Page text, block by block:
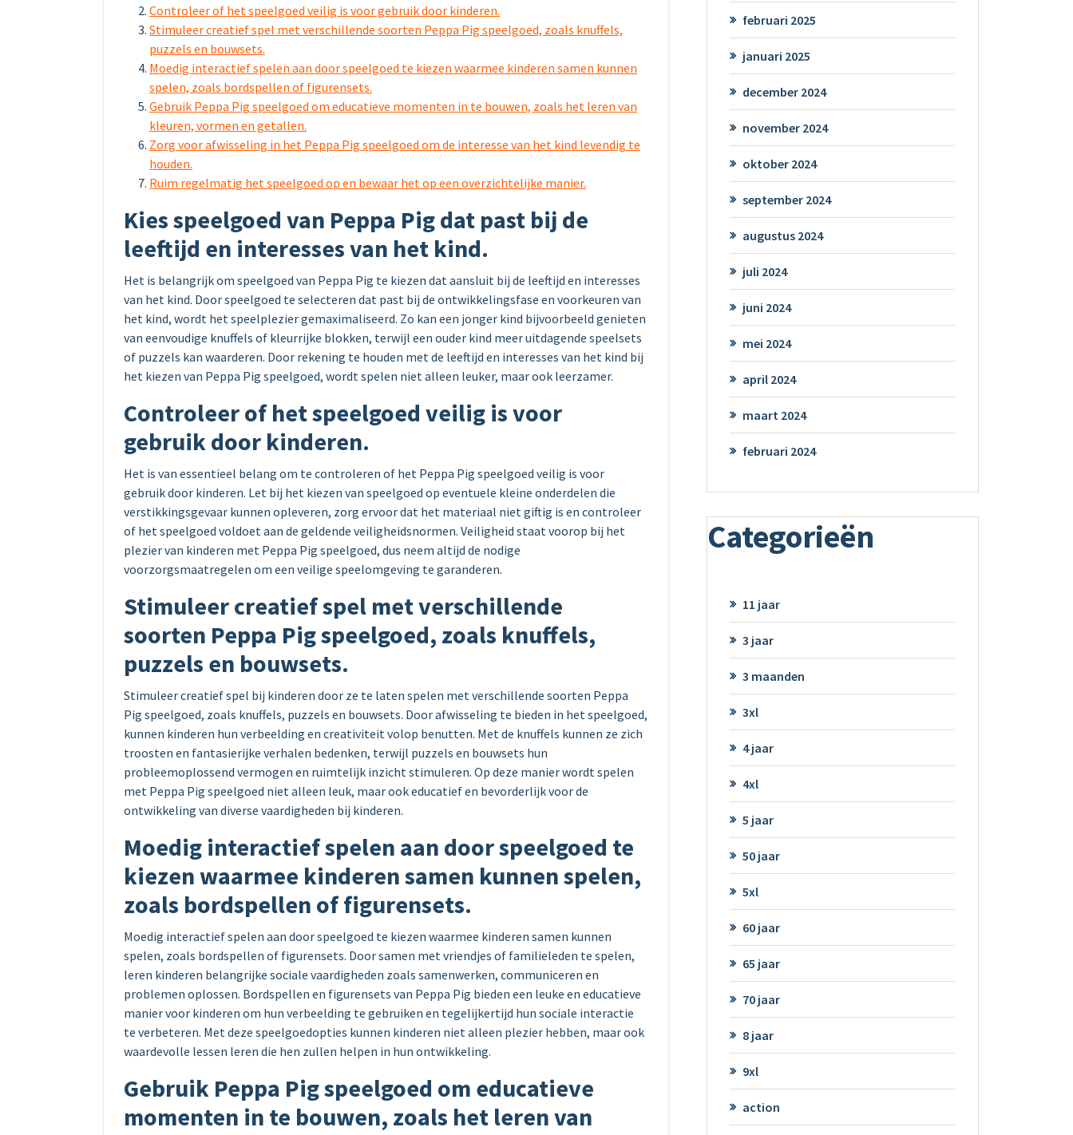
Controleer of het speelgoed veilig is voor gebruik door kinderen.
Stimuleer creatief spel met verschillende soorten Peppa Pig speelgoed, zoals knuffels,
puzzels en bouwsets.
Moedig interactief spelen aan door speelgoed te kiezen waarmee kinderen samen kunnen
spelen, zoals bordspellen of figurensets.
Gebruik Peppa Pig speelgoed om educatieve momenten in te bouwen, zoals het leren van
kleuren, vormen en getallen.
Zorg voor afwisseling in het Peppa Pig speelgoed om de interesse van het kind levendig te
houden.
Ruim regelmatig het speelgoed op en bewaar het op een overzichtelijke manier.
Kies speelgoed van Peppa Pig dat past bij de
leeftijd en interesses van het kind.
Het is belangrijk om speelgoed van Peppa Pig te kiezen dat aansluit bij de leeftijd en interesses
van het kind. Door speelgoed te selecteren dat past bij de ontwikkelingsfase en voorkeuren van
het kind, wordt het speelplezier gemaximaliseerd. Zo kan een jonger kind bijvoorbeeld genieten
van eenvoudige knuffels of kleurrijke blokken, terwijl een ouder kind meer uitdagende speelsets
of puzzels kan waarderen. Door rekening te houden met de leeftijd en interesses van het kind bij
het kiezen van Peppa Pig speelgoed, wordt spelen niet alleen leuker, maar ook leerzamer.
Controleer of het speelgoed veilig is voor
gebruik door kinderen.
Het is van essentieel belang om te controleren of het Peppa Pig speelgoed veilig is voor
gebruik door kinderen. Let bij het kiezen van speelgoed op eventuele kleine onderdelen die
verstikkingsgevaar kunnen opleveren, zorg ervoor dat het materiaal niet giftig is en controleer
of het speelgoed voldoet aan de geldende veiligheidsnormen. Veiligheid staat voorop bij het
plezier van kinderen met Peppa Pig speelgoed, dus neem altijd de nodige
voorzorgsmaatregelen om een veilige speelomgeving te garanderen.
Stimuleer creatief spel met verschillende
soorten Peppa Pig speelgoed, zoals knuffels,
puzzels en bouwsets.
Stimuleer creatief spel bij kinderen door ze te laten spelen met verschillende soorten Peppa
Pig speelgoed, zoals knuffels, puzzels en bouwsets. Door afwisseling te bieden in het speelgoed,
kunnen kinderen hun verbeelding en creativiteit volop benutten. Met de knuffels kunnen ze zich
troosten en fantasierijke verhalen bedenken, terwijl puzzels en bouwsets hun
probleemoplossend vermogen en ruimtelijk inzicht stimuleren. Op deze manier wordt spelen
met Peppa Pig speelgoed niet alleen leuk, maar ook educatief en bevorderlijk voor de
ontwikkeling van diverse vaardigheden bij kinderen.
Moedig interactief spelen aan door speelgoed te
kiezen waarmee kinderen samen kunnen spelen,
zoals bordspellen of figurensets.
Moedig interactief spelen aan door speelgoed te kiezen waarmee kinderen samen kunnen
spelen, zoals bordspellen of figurensets. Door samen met vriendjes of familieleden te spelen,
leren kinderen belangrijke sociale vaardigheden zoals samenwerken, communiceren en
problemen oplossen. Bordspellen en figurensets van Peppa Pig bieden een leuke en educatieve
manier voor kinderen om hun verbeelding te gebruiken en tegelijkertijd hun sociale interactie
te verbeteren. Met deze speelgoedopties kunnen kinderen niet alleen plezier hebben, maar ook
waardevolle lessen leren die hen zullen helpen in hun ontwikkeling.
Gebruik Peppa Pig speelgoed om educatieve
momenten in te bouwen, zoals het leren van
februari 2025
januari 2025
december 2024
november 2024
oktober 2024
september 2024
augustus 2024
juli 2024
juni 2024
mei 2024
april 2024
maart 2024
februari 2024
Categorieën
11 jaar
3 jaar
3 maanden
3xl
4 jaar
4xl
5 jaar
50 jaar
5xl
60 jaar
65 jaar
70 jaar
8 jaar
9xl
action